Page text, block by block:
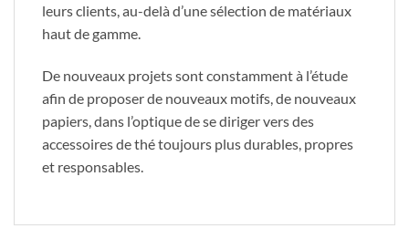
leurs clients, au-delà d’une sélection de matériaux
haut de gamme.
De nouveaux projets sont constamment à l’étude
afin de proposer de nouveaux motifs, de nouveaux
papiers, dans l’optique de se diriger vers des
accessoires de thé toujours plus durables, propres
et responsables.